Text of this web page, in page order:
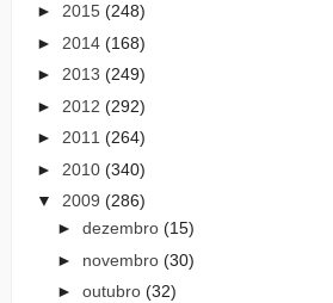
► 2015 (248)
► 2014 (168)
► 2013 (249)
► 2012 (292)
► 2011 (264)
► 2010 (340)
▼ 2009 (286)
► dezembro (15)
► novembro (30)
► outubro (32)